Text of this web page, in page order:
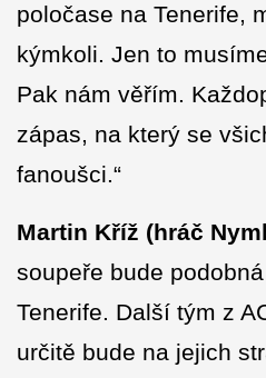
poločase na Tenerife,
kýmkoli. Jen to
Pak nám věřím.
zápas, na který se
fanoušci.“
Martin Kříž (hráč
soupeře bude
Tenerife. Další tým z
určitě bude na jejich